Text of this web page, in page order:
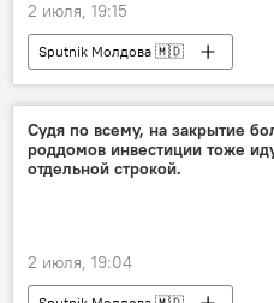
2 июля, 19:15
Sputnik Молдова 🇲🇩
Судя по всему, на закрытие
роддомов инвестиции тоже
отдельной строкой.
2 июля, 19:04